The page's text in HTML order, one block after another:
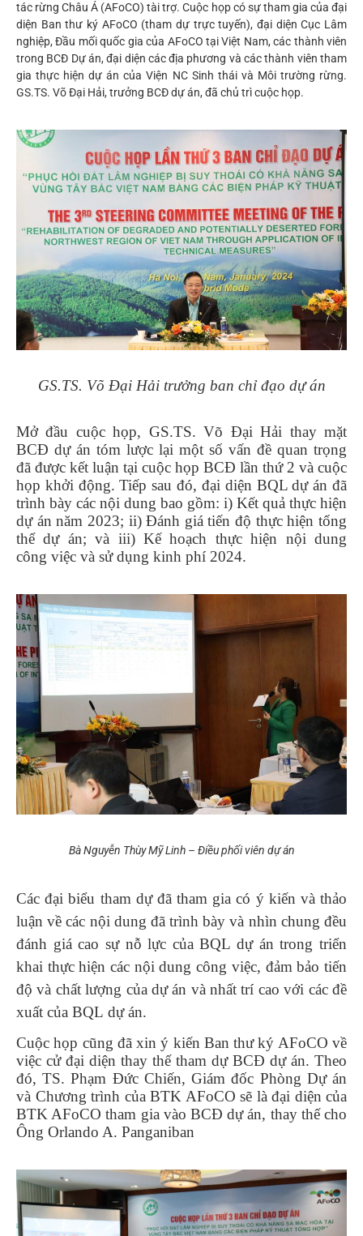
tác rừng Châu Á (AFoCO) tài trợ. Cuộc họp có sự tham gia của đại
diện Ban thư ký AFoCO (tham dự trực tuyến), đại diện Cục Lâm
nghiệp, Đầu mối quốc gia của AFoCO tại Việt Nam, các thành viên
trong BCĐ Dự án, đại diện các địa phương và các thành viên tham
gia thực hiện dự án của Viện NC Sinh thái và Môi trường rừng.
GS.TS. Võ Đại Hải, trưởng BCĐ dự án, đã chủ trì cuộc họp.
GS.TS. Võ Đại Hải trưởng ban chỉ đạo dự án
Mở đầu cuộc họp, GS.TS. Võ Đại Hải thay mặt
BCĐ dự án tóm lược lại một số vấn đề quan trọng
đã được kết luận tại cuộc họp BCĐ lần thứ 2 và cuộc
họp khởi động. Tiếp sau đó, đại diện BQL dự án đã
trình bày các nội dung bao gồm: i) Kết quả thực hiện
dự án năm 2023; ii) Đánh giá tiến độ thực hiện tổng
thể dự án; và iii) Kế hoạch thực hiện nội dung
công việc và sử dụng kinh phí 2024.
Bà Nguyễn Thùy Mỹ Linh – Điều phối viên dự án
Các đại biểu tham dự đã tham gia có ý kiến và thảo
luận về các nội dung đã trình bày và nhìn chung đều
đánh giá cao sự nỗ lực của BQL dự án trong triển
khai thực hiện các nội dung công việc, đảm bảo tiến
độ và chất lượng của dự án và nhất trí cao với các đề
xuất của BQL dự án.
Cuộc họp cũng đã xin ý kiến Ban thư ký AFoCO về
việc cử đại diện thay thế tham dự BCĐ dự án. Theo
đó, TS. Phạm Đức Chiến, Giám đốc Phòng Dự án
và Chương trình của BTK AFoCO sẽ là đại diện của
BTK AFoCO tham gia vào BCĐ dự án, thay thế cho
Ông Orlando A. Panganiban